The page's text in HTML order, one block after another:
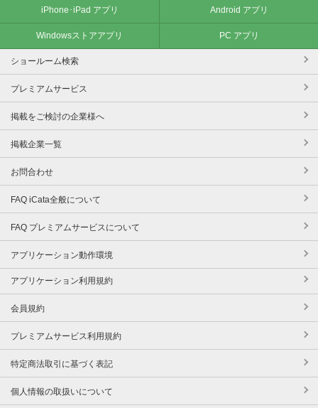
iPhone･iPad アプリ Android アプリ
Windowsストアアプリ PC アプリ
ショールーム検索
プレミアムサービス
掲載をご検討の企業様へ
掲載企業一覧
お問合わせ
FAQ iCata全般について
FAQ プレミアムサービスについて
アプリケーション動作環境
アプリケーション利用規約
会員規約
プレミアムサービス利用規約
特定商法取引に基づく表記
個人情報の取扱いについて